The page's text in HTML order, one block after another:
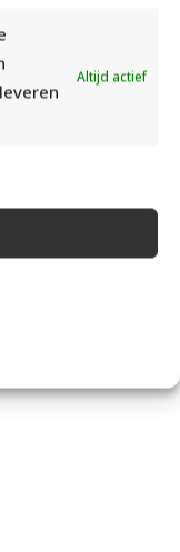
Altijd actief